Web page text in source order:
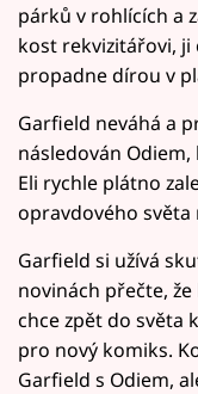
párků v rohlících a
kost rekvizitářovi, ji
propadne dírou v
Garfield neváhá a
následován
Eli rychle plátno
opravdového světa
Garfield si užívá
novinách přečte,
chce zpět do světa
pro nový komiks.
Garfield s Odiem,